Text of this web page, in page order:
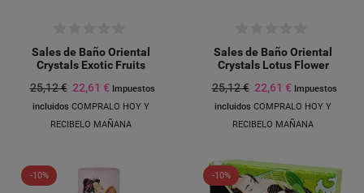
Sales de Baño Oriental
Crystals Exotic Fruits
25,12 € 22,61 € Impuestos
incluidos COMPRALO HOY Y
RECIBELO MAÑANA
Sales de Baño Oriental
Crystals Lotus Flower
25,12 € 22,61 € Impuestos
incluidos COMPRALO HOY Y
RECIBELO MAÑANA
-10% -10%